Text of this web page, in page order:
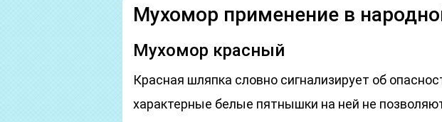
Мухомор применение в
Мухомор красный
Красная шляпка словно сигнализирует об
характерные белые пятнышки на ней не